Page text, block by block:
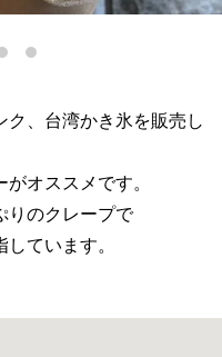
、台湾かき氷を販売し
オススメです。
りのクレープで
ています。